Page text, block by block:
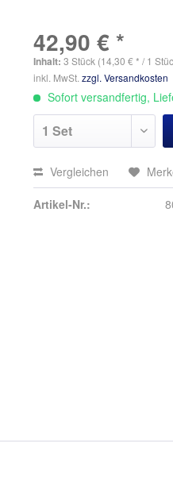
42,90 € *
Inhalt:3 Stück (14,30 € * / 1
inkl. MwSt.zzgl. Versandkosten
Sofort versandfertig,
Vergleichen
Artikel-Nr.: